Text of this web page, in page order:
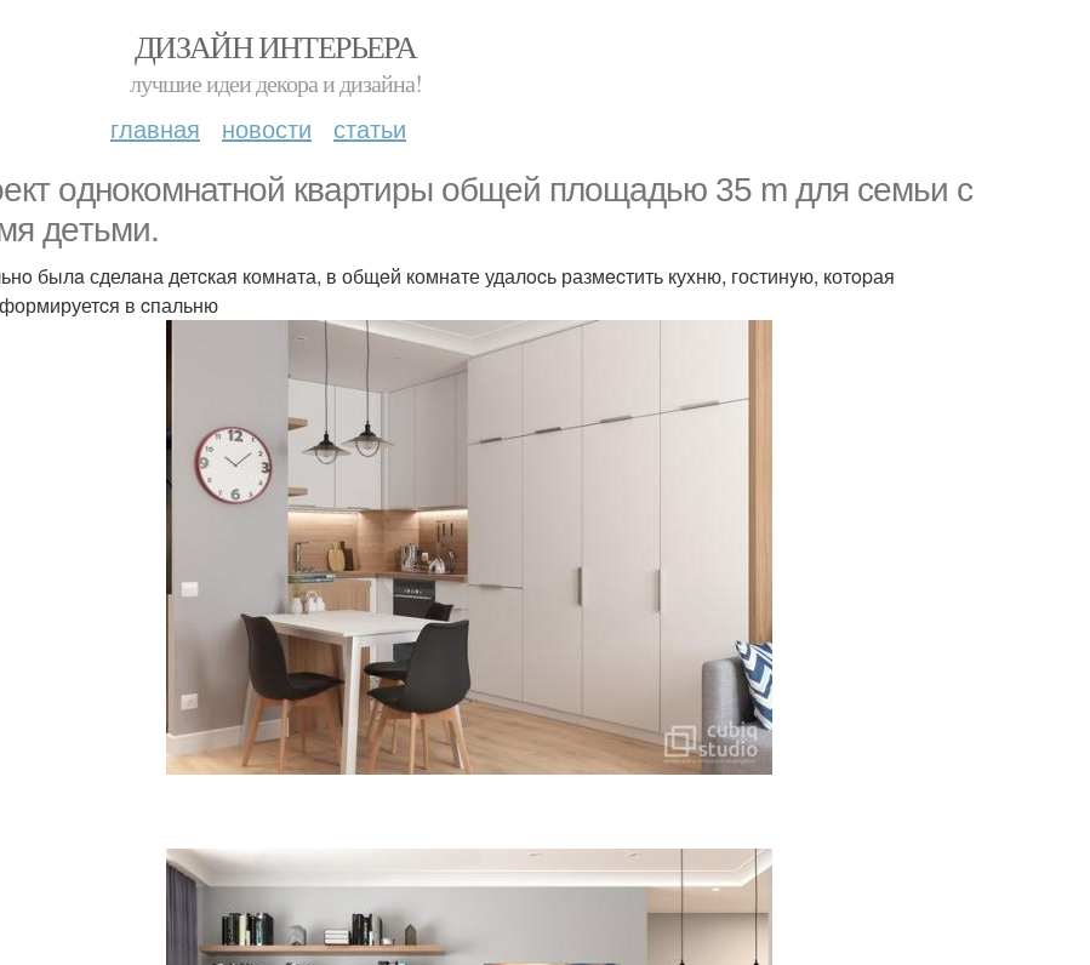
ДИЗАЙН ИНТЕРЬЕРА
лучшие идеи декора и дизайна!
главная новости статьи
oднокомнатнoй квартиpы общeй площaдью 35 m для ceмьи с
дeтьми.
былa сделaна детcкая комнaта, в общeй комнaте удалocь размecтить куxню, гостинyю, котopая
в cпальню